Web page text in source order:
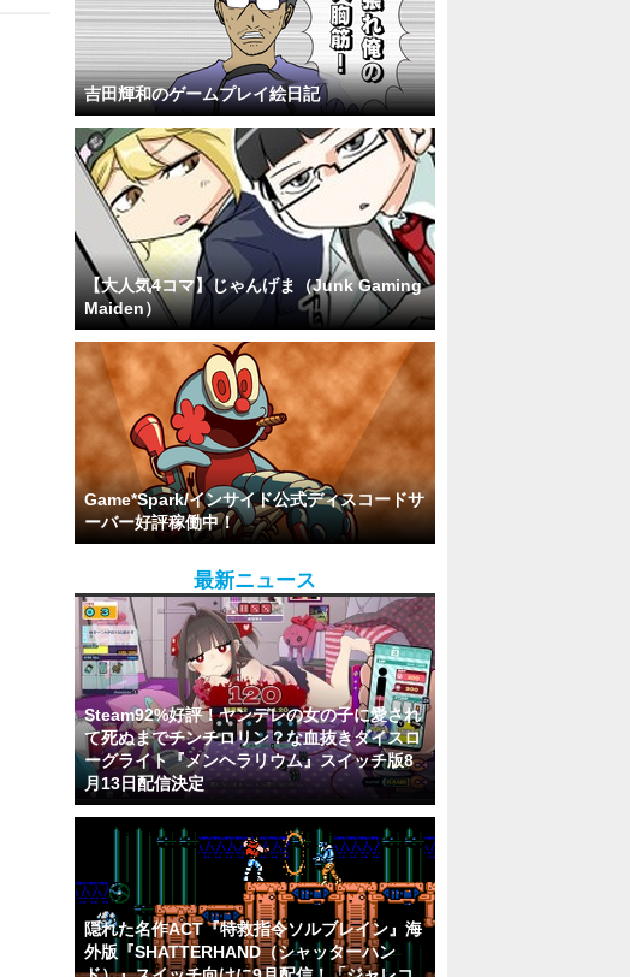
吉田輝和のゲームプレイ絵日記
【大人気4コマ】じゃんげま（Junk Gaming
Maiden）
Game*Spark/インサイド公式ディスコードサ
ーバー好評稼働中！
最新ニュース
Steam92%好評！ヤンデレの女の子に愛され
て死ぬまでチンチロリン？な血抜きダイスロ
ーグライト『メンヘラリウム』スイッチ版8
月13日配信決定
隠れた名作ACT『特救指令ソルブレイン』海
外版『SHATTERHAND（シャッターハン